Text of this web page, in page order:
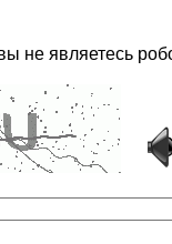
не являетесь